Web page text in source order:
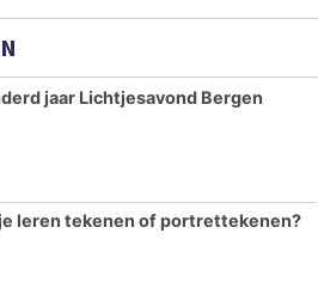
jaar Lichtjesavond Bergen
leren tekenen of portrettekenen?